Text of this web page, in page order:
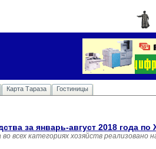
Карта Тараза Гостиницы
за январь-август 2018 года
во всех категориях хозяйств